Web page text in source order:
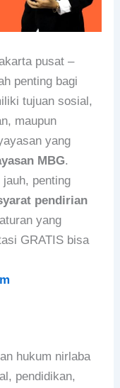
pusat –
penting bagi
tujuan sosial,
maupun
yang
MBG.
penting
pendirian
yang
GRATIS bisa
hukum nirlaba
pendidikan,